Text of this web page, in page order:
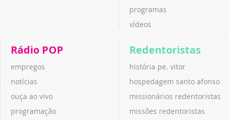
programas
vídeos
Rádio POP
empregos
notícias
ouça ao vivo
programação
Redentoristas
história pe. vitor
hospedagem santo afonso
missionários redentoristas
missões redentoristas